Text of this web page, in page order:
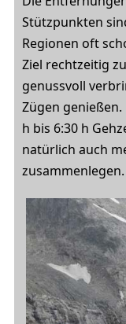
Stützpunkten
Regionen oft
Ziel rechtzeitig
genussvoll
Zügen genießen.
h bis 6:30 h
natürlich auch
zusammenlegen.